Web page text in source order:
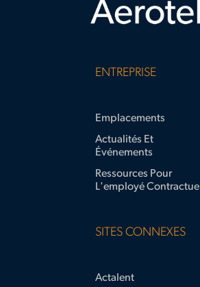
industry
ENTREPRISE
Emplacements
Actualités Et
Événements
Ressources Pour
L'employé Contractuel
SITES CONNEXES
Actalent